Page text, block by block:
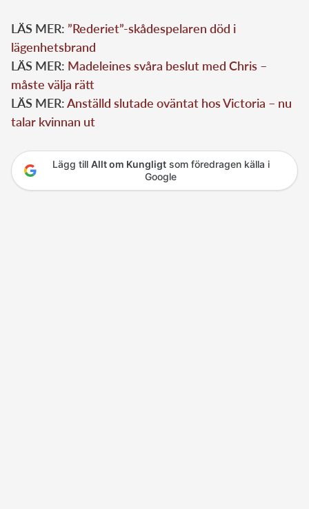
LÄS MER: ”Rederiet”-skådespelaren död i
lägenhetsbrand
LÄS MER: Madeleines svåra beslut med Chris –
måste välja rätt
LÄS MER:Anställd slutade oväntat hos Victoria – nu
talar kvinnan ut
Lägg till Allt om Kungligtsom föredragen källa i
Google